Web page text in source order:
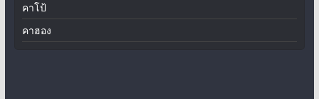
คาโป้
คาฮอง